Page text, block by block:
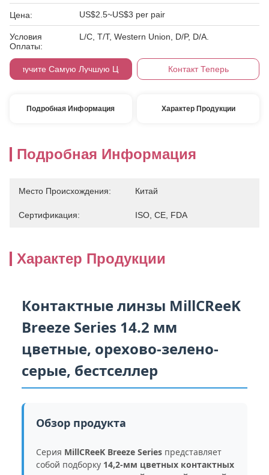
Цена: US$2.5~US$3 per pair
Условия
Оплаты:
L/C, T/T, Western Union, D/P, D/A.
Получите Самую Лучшую Цену Контакт Теперь
Подробная Информация Характер Продукции
Подробная Информация
Место Происхождения: Китай
Сертификация: ISO, CE, FDA
Характер Продукции
Контактные линзы MillCReeK
Breeze Series 14.2 мм
цветные, орехово-зелено-
серые, бестселлер
Обзор продукта
Серия MillCReeK Breeze Series представляет
собой подборку 14,2-мм цветных контактных